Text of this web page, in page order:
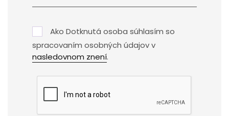
Ako Dotknutá osoba súhlasím so
spracovaním osobných údajov v
nasledovnom znení.